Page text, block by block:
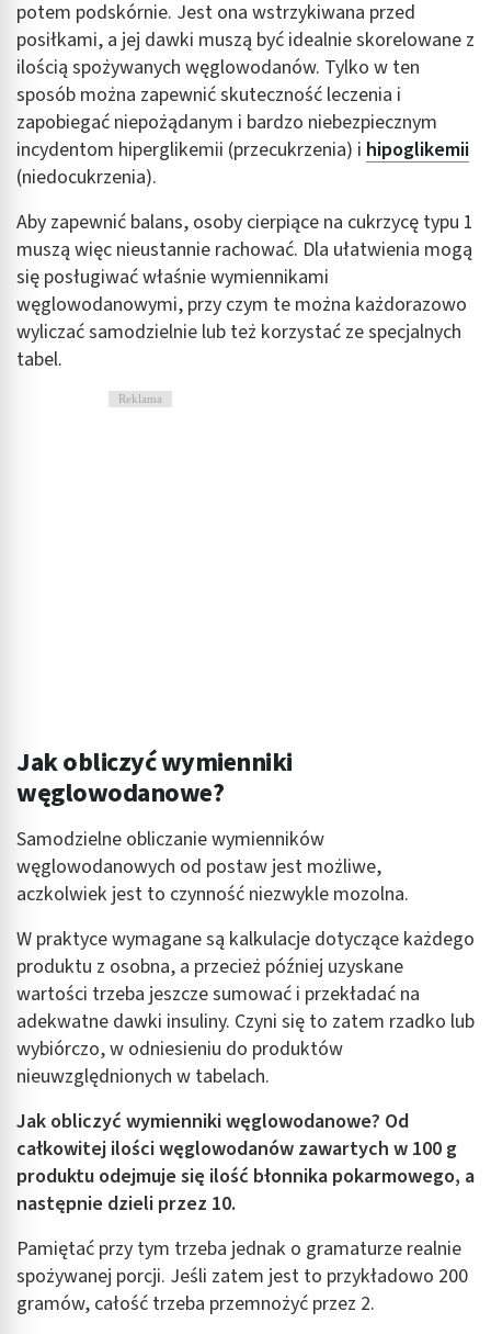
potem podskórnie. Jest ona wstrzykiwana przed
posiłkami, a jej dawki muszą być idealnie skorelowane z
ilością spożywanych węglowodanów. Tylko w ten
sposób można zapewnić skuteczność leczenia i
zapobiegać niepożądanym i bardzo niebezpiecznym
incydentom hiperglikemii (przecukrzenia) i hipoglikemii
(niedocukrzenia).
Aby zapewnić balans, osoby cierpiące na cukrzycę typu 1
muszą więc nieustannie rachować. Dla ułatwienia mogą
się posługiwać właśnie wymiennikami
węglowodanowymi, przy czym te można każdorazowo
wyliczać samodzielnie lub też korzystać ze specjalnych
tabel.
Reklama
Jak obliczyć wymienniki
węglowodanowe?
Samodzielne obliczanie wymienników
węglowodanowych od postaw jest możliwe,
aczkolwiek jest to czynność niezwykle mozolna.
W praktyce wymagane są kalkulacje dotyczące każdego
produktu z osobna, a przecież później uzyskane
wartości trzeba jeszcze sumować i przekładać na
adekwatne dawki insuliny. Czyni się to zatem rzadko lub
wybiórczo, w odniesieniu do produktów
nieuwzględnionych w tabelach.
Jak obliczyć wymienniki węglowodanowe? Od
całkowitej ilości węglowodanów zawartych w 100 g
produktu odejmuje się ilość błonnika pokarmowego, a
następnie dzieli przez 10.
Pamiętać przy tym trzeba jednak o gramaturze realnie
spożywanej porcji. Jeśli zatem jest to przykładowo 200
gramów, całość trzeba przemnożyć przez 2.